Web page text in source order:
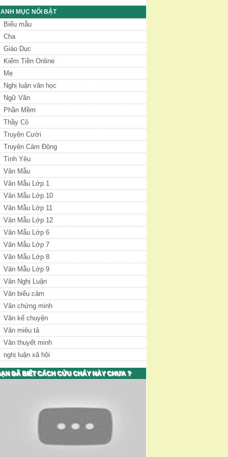
MỤC NỔI BẬT
Biểu mẫu
Cha
Giáo Dục
Kiếm Tiền Online
Mẹ
Nghị luận văn học
Ngữ Văn
Phần Mềm
Thầy Cô
Truyện Cười
Truyện Cảm Động
Tình Yêu
Văn Mẫu
Văn Mẫu Lớp 1
Văn Mẫu Lớp 10
Văn Mẫu Lớp 11
Văn Mẫu Lớp 12
Văn Mẫu Lớp 6
Văn Mẫu Lớp 7
Văn Mẫu Lớp 8
Văn Mẫu Lớp 9
Văn Nghị Luận
Văn biểu cảm
Văn chứng minh
Văn kể chuyện
Văn miêu tả
Văn thuyết minh
nghị luận xã hội
ĐÃ BIẾT CÁCH CỨU CHÁY NÀY CHƯA ?